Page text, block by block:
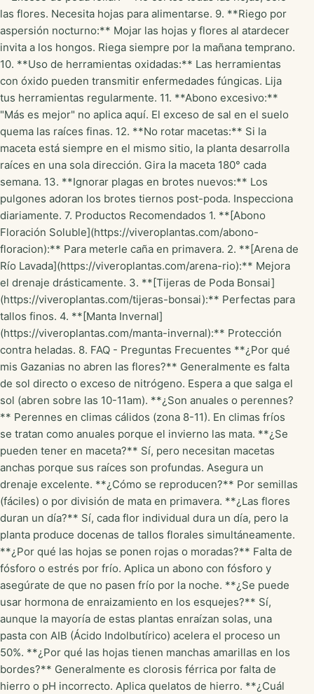
las flores. Necesita hojas para alimentarse. 9. **Riego por
aspersión nocturno:** Mojar las hojas y flores al atardecer
invita a los hongos. Riega siempre por la mañana temprano.
10. **Uso de herramientas oxidadas:** Las herramientas
con óxido pueden transmitir enfermedades fúngicas. Lija
tus herramientas regularmente. 11. **Abono excesivo:**
"Más es mejor" no aplica aquí. El exceso de sal en el suelo
quema las raíces finas. 12. **No rotar macetas:** Si la
maceta está siempre en el mismo sitio, la planta desarrolla
raíces en una sola dirección. Gira la maceta 180° cada
semana. 13. **Ignorar plagas en brotes nuevos:** Los
pulgones adoran los brotes tiernos post-poda. Inspecciona
diariamente. 7. Productos Recomendados 1. **[Abono
Floración Soluble](https://viveroplantas.com/abono-
floracion):** Para meterle caña en primavera. 2. **[Arena de
Río Lavada](https://viveroplantas.com/arena-rio):** Mejora
el drenaje drásticamente. 3. **[Tijeras de Poda Bonsai]
(https://viveroplantas.com/tijeras-bonsai):** Perfectas para
tallos finos. 4. **[Manta Invernal]
(https://viveroplantas.com/manta-invernal):** Protección
contra heladas. 8. FAQ - Preguntas Frecuentes **¿Por qué
mis Gazanias no abren las flores?** Generalmente es falta
de sol directo o exceso de nitrógeno. Espera a que salga el
sol (abren sobre las 10-11am). **¿Son anuales o perennes?
** Perennes en climas cálidos (zona 8-11). En climas fríos
se tratan como anuales porque el invierno las mata. **¿Se
pueden tener en maceta?** Sí, pero necesitan macetas
anchas porque sus raíces son profundas. Asegura un
drenaje excelente. **¿Cómo se reproducen?** Por semillas
(fáciles) o por división de mata en primavera. **¿Las flores
duran un día?** Sí, cada flor individual dura un día, pero la
planta produce docenas de tallos florales simultáneamente.
**¿Por qué las hojas se ponen rojas o moradas?** Falta de
fósforo o estrés por frío. Aplica un abono con fósforo y
asegúrate de que no pasen frío por la noche. **¿Se puede
usar hormona de enraizamiento en los esquejes?** Sí,
aunque la mayoría de estas plantas enraízan solas, una
pasta con AIB (Ácido Indolbutírico) acelera el proceso un
50%. **¿Por qué las hojas tienen manchas amarillas en los
bordes?** Generalmente es clorosis férrica por falta de
hierro o pH incorrecto. Aplica quelatos de hierro. **¿Cuál